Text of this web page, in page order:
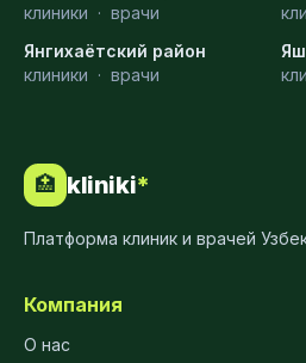
клиники · врачи
Янгихаётский район
клиники · врачи
🏥 kliniki*
Платформа клиник и врачей
Компания
О нас